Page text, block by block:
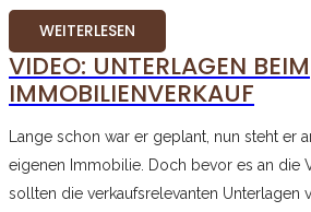
WEITERLESEN
VIDEO: UNTERLAGEN BEIM
IMMOBILIENVERKAUF
Lange schon war er geplant, nun steht er
eigenen Immobilie. Doch bevor es an die
sollten die verkaufsrelevanten Unterlagen